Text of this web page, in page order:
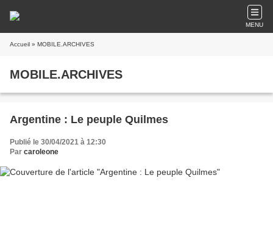
MENU
Accueil » MOBILE.ARCHIVES
MOBILE.ARCHIVES
Argentine : Le peuple Quilmes
Publié le 30/04/2021 à 12:30
Par caroleone